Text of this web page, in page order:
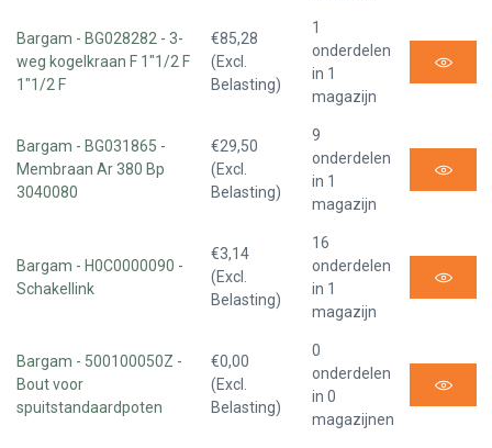
Bargam - BG028282 - 3-
weg kogelkraan F 1"1/2 F
1"1/2 F
€85,28
(Excl.
Belasting)
1
onderdelen
in 1
magazijn
Bargam - BG031865 -
Membraan Ar 380 Bp
3040080
€29,50
(Excl.
Belasting)
9
onderdelen
in 1
magazijn
Bargam - H0C0000090 -
Schakellink
€3,14
(Excl.
Belasting)
16
onderdelen
in 1
magazijn
Bargam - 500100050Z -
Bout voor
spuitstandaardpoten
€0,00
(Excl.
Belasting)
0
onderdelen
in 0
magazijnen